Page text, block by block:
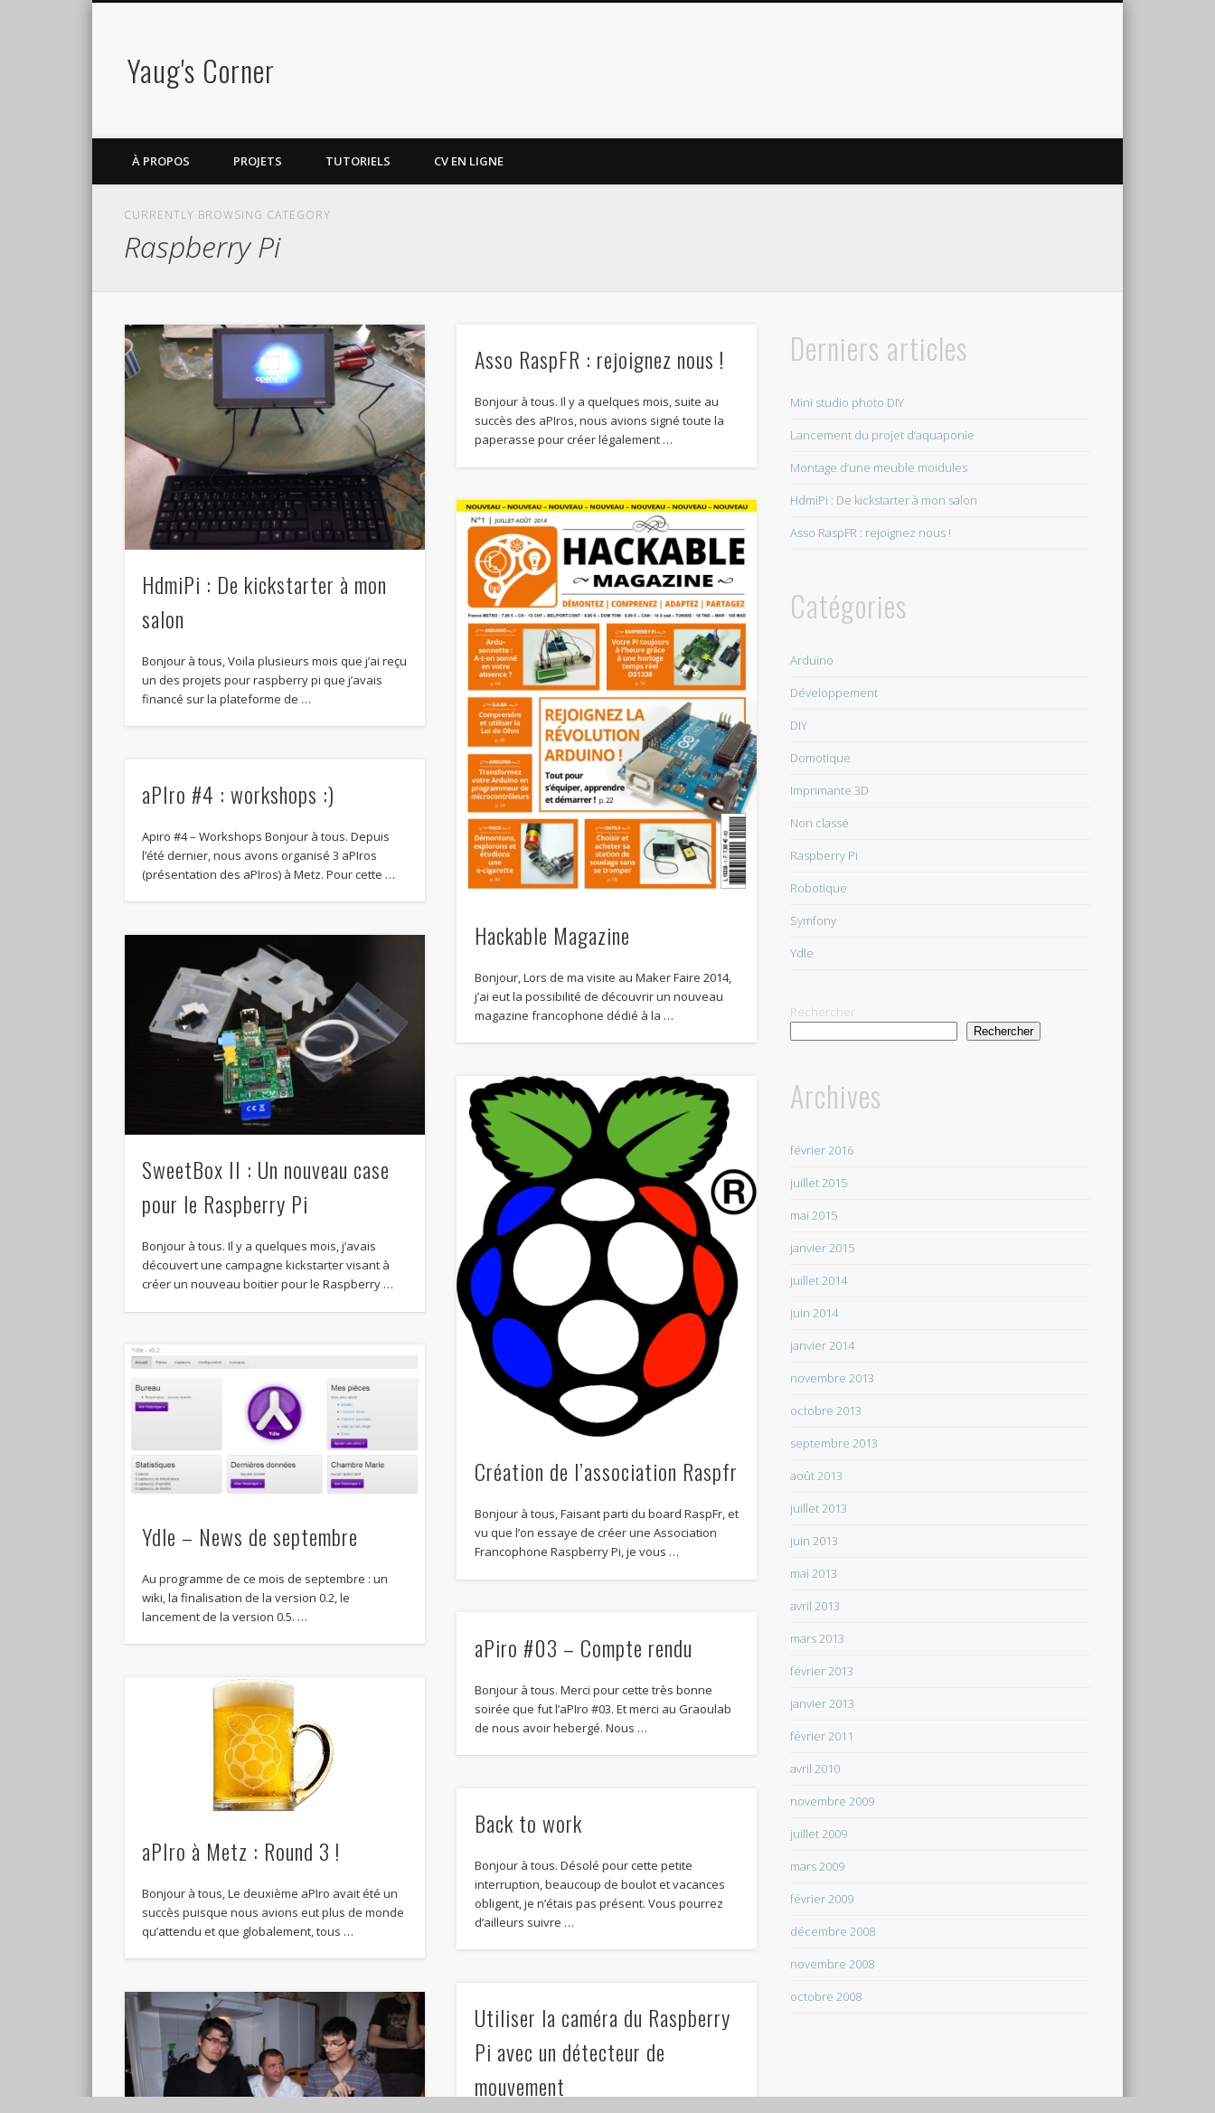
Yaug's Corner
À PROPOS PROJETS TUTORIELS CV EN LIGNE
CURRENTLY BROWSING CATEGORY
Raspberry Pi
HdmiPi : De kickstarter à mon
salon
Bonjour à tous, Voila plusieurs mois que j’ai reçu
un des projets pour raspberry pi que j’avais
financé sur la plateforme de …
Asso RaspFR : rejoignez nous !
Bonjour à tous. Il y a quelques mois, suite au
succès des aPIros, nous avions signé toute la
paperasse pour créer légalement …
Hackable Magazine
Bonjour, Lors de ma visite au Maker Faire 2014,
j’ai eut la possibilité de découvrir un nouveau
magazine francophone dédié à la …
aPIro #4 : workshops :)
Apiro #4 – Workshops Bonjour à tous. Depuis
l’été dernier, nous avons organisé 3 aPIros
(présentation des aPIros) à Metz. Pour cette …
SweetBox II : Un nouveau case
pour le Raspberry Pi
Bonjour à tous. Il y a quelques mois, j’avais
découvert une campagne kickstarter visant à
créer un nouveau boitier pour le Raspberry …
Création de l’association Raspfr
Bonjour à tous, Faisant parti du board RaspFr, et
vu que l’on essaye de créer une Association
Francophone Raspberry Pi, je vous …
Ydle – News de septembre
Au programme de ce mois de septembre : un
wiki, la finalisation de la version 0.2, le
lancement de la version 0.5. …
aPiro #03 – Compte rendu
Bonjour à tous. Merci pour cette très bonne
soirée que fut l’aPIro #03. Et merci au Graoulab
de nous avoir hebergé. Nous …
aPIro à Metz : Round 3 !
Bonjour à tous, Le deuxième aPIro avait été un
succès puisque nous avions eut plus de monde
qu’attendu et que globalement, tous …
Back to work
Bonjour à tous. Désolé pour cette petite
interruption, beaucoup de boulot et vacances
obligent, je n’étais pas présent. Vous pourrez
d’ailleurs suivre …
Utiliser la caméra du Raspberry
Pi avec un détecteur de
mouvement
Derniers articles
Mini studio photo DIY
Lancement du projet d’aquaponie
Montage d’une meuble moidules
HdmiPi : De kickstarter à mon salon
Asso RaspFR : rejoignez nous !
Catégories
Arduino
Développement
DIY
Domotique
Imprimante 3D
Non classé
Raspberry Pi
Robotique
Symfony
Ydle
Rechercher
Rechercher
Archives
février 2016
juillet 2015
mai 2015
janvier 2015
juillet 2014
juin 2014
janvier 2014
novembre 2013
octobre 2013
septembre 2013
août 2013
juillet 2013
juin 2013
mai 2013
avril 2013
mars 2013
février 2013
janvier 2013
février 2011
avril 2010
novembre 2009
juillet 2009
mars 2009
février 2009
décembre 2008
novembre 2008
octobre 2008